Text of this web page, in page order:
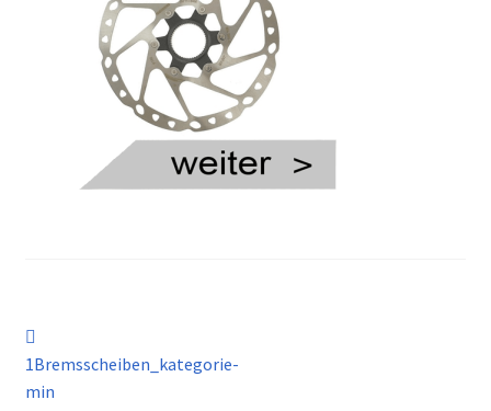
Beitragsnavigation
Beitrag:
1Bremsscheiben_kategorie-
min